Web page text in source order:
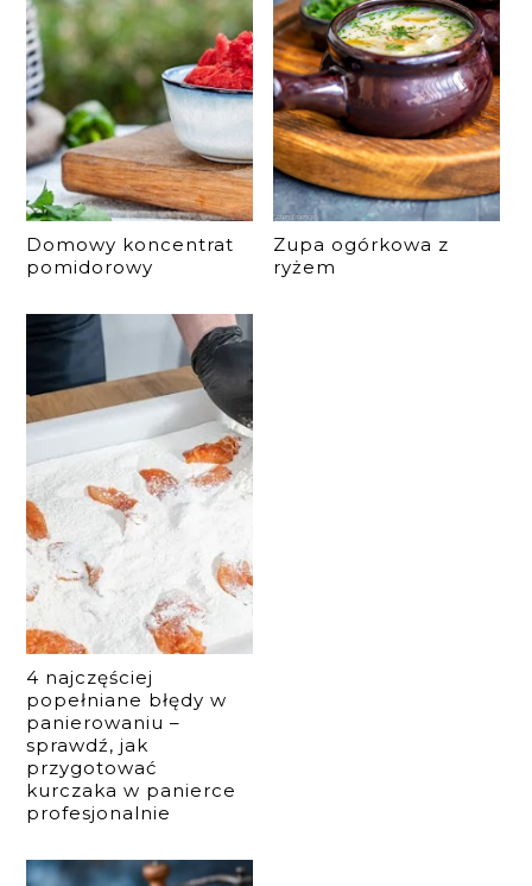
Domowy koncentrat
pomidorowy
Zupa ogórkowa z
ryżem
4 najczęściej
popełniane błędy w
panierowaniu –
sprawdź, jak
przygotować
kurczaka w panierce
profesjonalnie